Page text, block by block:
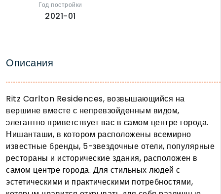
Год постройки
2021-01
Описания
Ritz Carlton Residences, возвышающийся на
вершине вместе с непревзойденным видом,
элегантно приветствует вас в самом центре города.
Нишанташи, в котором расположены всемирно
известные бренды, 5-звездочные отели, популярные
рестораны и исторические здания, расположен в
самом центре города. Для стильных людей с
эстетическими и практическими потребностями,